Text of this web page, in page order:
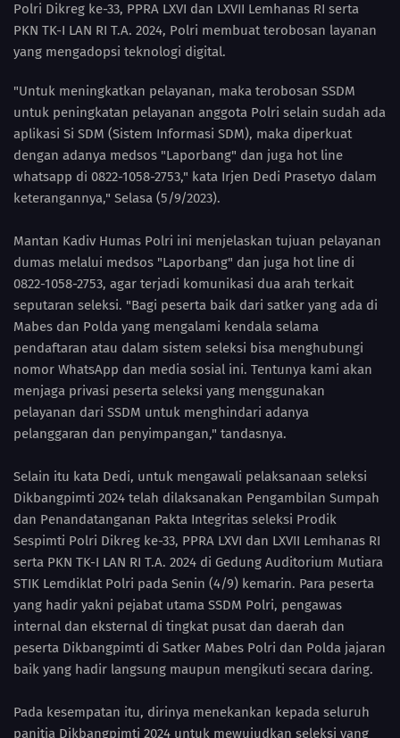
Polri Dikreg ke-33, PPRA LXVI dan LXVII Lemhanas RI serta
PKN TK-I LAN RI T.A. 2024, Polri membuat terobosan layanan
yang mengadopsi teknologi digital.
"Untuk meningkatkan pelayanan, maka terobosan SSDM
untuk peningkatan pelayanan anggota Polri selain sudah ada
aplikasi Si SDM (Sistem Informasi SDM), maka diperkuat
dengan adanya medsos "Laporbang" dan juga hot line
whatsapp di 0822-1058-2753," kata Irjen Dedi Prasetyo dalam
keterangannya," Selasa (5/9/2023).
Mantan Kadiv Humas Polri ini menjelaskan tujuan pelayanan
dumas melalui medsos "Laporbang" dan juga hot line di
0822-1058-2753, agar terjadi komunikasi dua arah terkait
seputaran seleksi. "Bagi peserta baik dari satker yang ada di
Mabes dan Polda yang mengalami kendala selama
pendaftaran atau dalam sistem seleksi bisa menghubungi
nomor WhatsApp dan media sosial ini. Tentunya kami akan
menjaga privasi peserta seleksi yang menggunakan
pelayanan dari SSDM untuk menghindari adanya
pelanggaran dan penyimpangan," tandasnya.
Selain itu kata Dedi, untuk mengawali pelaksanaan seleksi
Dikbangpimti 2024 telah dilaksanakan Pengambilan Sumpah
dan Penandatanganan Pakta Integritas seleksi Prodik
Sespimti Polri Dikreg ke-33, PPRA LXVI dan LXVII Lemhanas RI
serta PKN TK-I LAN RI T.A. 2024 di Gedung Auditorium Mutiara
STIK Lemdiklat Polri pada Senin (4/9) kemarin. Para peserta
yang hadir yakni pejabat utama SSDM Polri, pengawas
internal dan eksternal di tingkat pusat dan daerah dan
peserta Dikbangpimti di Satker Mabes Polri dan Polda jajaran
baik yang hadir langsung maupun mengikuti secara daring.
Pada kesempatan itu, dirinya menekankan kepada seluruh
panitia Dikbangpimti 2024 untuk mewujudkan seleksi yang